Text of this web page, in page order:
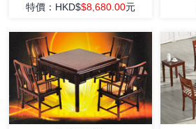
特價：HKD$$8,680.00元